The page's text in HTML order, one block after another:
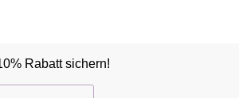
Rabatt sichern!